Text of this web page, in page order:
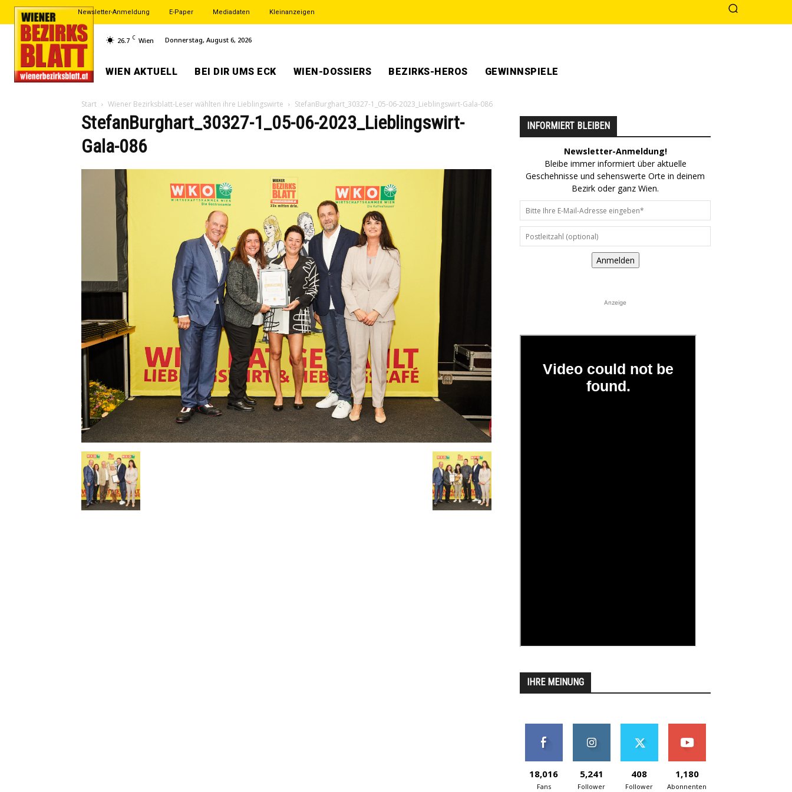
Newsletter-Anmeldung E-Paper Mediadaten Kleinanzeigen
26.7 C Wien Donnerstag, August 6, 2026
WIEN AKTUELL BEI DIR UMS ECK WIEN-DOSSIERS BEZIRKS-HEROS GEWINNSPIELE
Start Wiener Bezirksblatt-Leser wählten ihre Lieblingswirte StefanBurghart_30327-1_05-06-2023_Lieblingswirt-Gala-086
StefanBurghart_30327-1_05-06-2023_Lieblingswirt-
Gala-086
INFORMIERT BLEIBEN
Newsletter-Anmeldung!
Bleibe immer informiert über aktuelle
Geschehnisse und sehenswerte Orte in deinem
Bezirk oder ganz Wien.
Anmelden
Anzeige
IHRE MEINUNG
18,016
Fans
5,241
Follower
408
Follower
1,180
Abonnenten